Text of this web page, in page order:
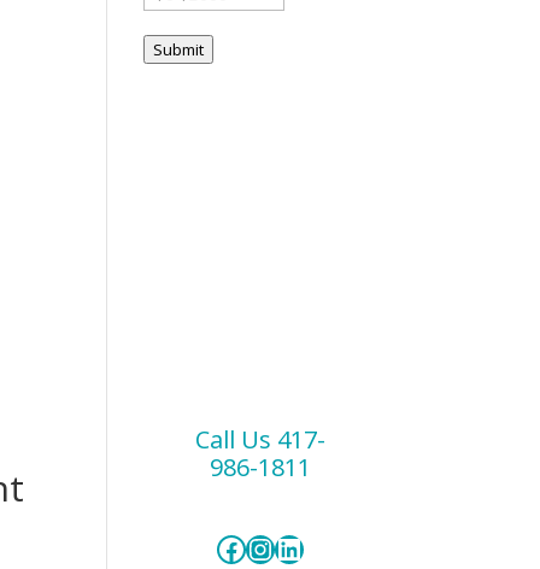
Submit
Call Us 417-
986-1811
Facebook
Instagram
LinkedIn